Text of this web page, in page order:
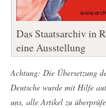
Das Staatsarchiv in
eine Ausstellung
Achtung: Die Übersetzung
Deutsche wurde mit Hilfe
uns, alle Artikel zu